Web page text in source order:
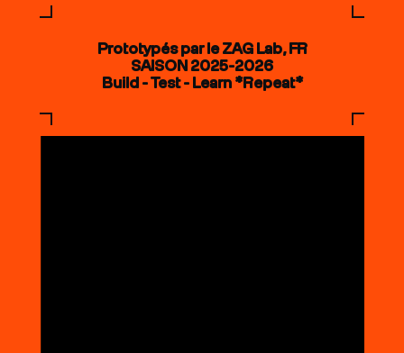
Prototypés par le ZAG Lab, FR
SAISON 2025-2026
Build - Test - Learn *Repeat*